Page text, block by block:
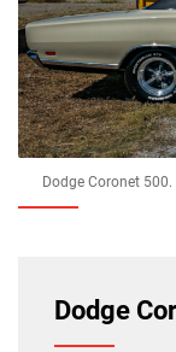
Dodge Coronet 500.
Dodge